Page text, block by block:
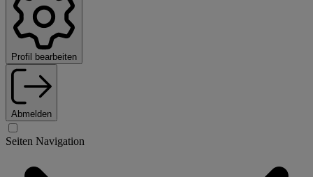
Profil bearbeiten
Abmelden
Seiten Navigation